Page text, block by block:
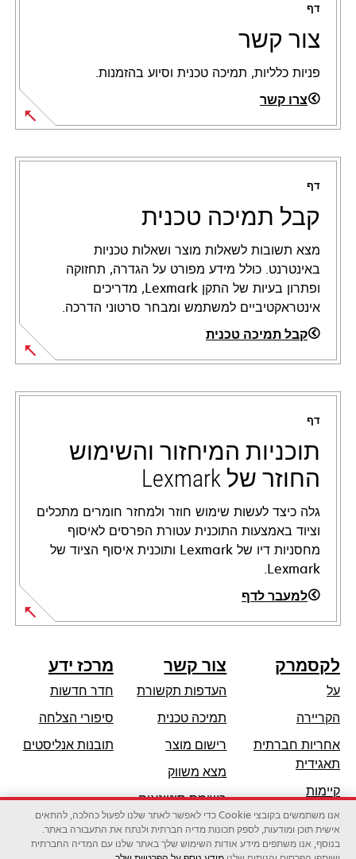
דף
צור קשר
פניות כלליות, תמיכה טכנית וסיוע בהזמנות.
צרו קשר
דף
קבל תמיכה טכנית
מצא תשובות לשאלות מוצר ושאלות טכניות
באינטרנט. כולל מידע מפורט על הגדרה, תחזוקה
ופתרון בעיות של התקן Lexmark, מדריכים
אינטראקטיביים למשתמש ומבחר סרטוני הדרכה.
קבל תמיכה טכנית
opens
in
new
tab
דף
תוכניות המיחזור והשימוש
החוזר של Lexmark
גלה כיצד לעשות שימוש חוזר ולמחזר חומרים מתכלים
וציוד באמצעות התוכנית עטורת הפרסים לאיסוף
מחסניות דיו של Lexmark ותוכנית איסוף הציוד של
Lexmark.
למעבר לדף
לקסמרק
על
הקריירה
אחריות חברתית
תאגידיתopens
a
new
tab
קיימות
שותפי לקסמרק
צור קשר
העדפות תקשורת
תמיכה טכניתopens
tab
רישום מוצר
מצא משווק
רשימת סיטונאים
מרכז ידע
חדר חדשות
סיפורי הצלחה
תובנות אנליסטים
אנו משתמשים בקובצי Cookie כדי לאפשר לאתר שלנו לפעול כהלכה, להתאים
אישית תוכן ומודעות, לספק תכונות מדיה חברתית ולנתח את התעבורה באתר.
בנוסף, אנו משתפים מידע אודות השימוש שלך באתר שלנו עם המדיה החברתית